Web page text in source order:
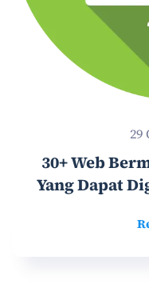
29
30+ Web
Yang Dapat